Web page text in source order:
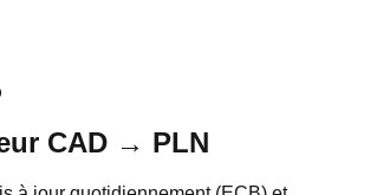
CAD → PLN